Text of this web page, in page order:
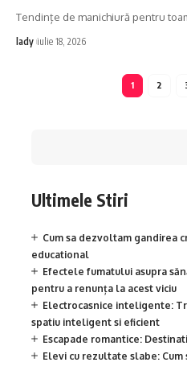
Tendințe de manichiură pentru
lady iulie 18, 2026
1 2
Ultimele Stiri
Cum sa dezvoltam gandirea
educational
Efectele fumatului asupra
pentru a renunța la acest viciu
Electrocasnice inteligente:
spatiu inteligent si eficient
Escapade romantice:
Elevi cu rezultate slabe: Cum